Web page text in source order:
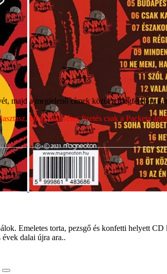
Emeletes torta, pezsgő és konfetti helyett
dalai újra ara..
majd a megjelenő címek közül a megfelelőre
ott az utánvétes fizetés csak a Packeta